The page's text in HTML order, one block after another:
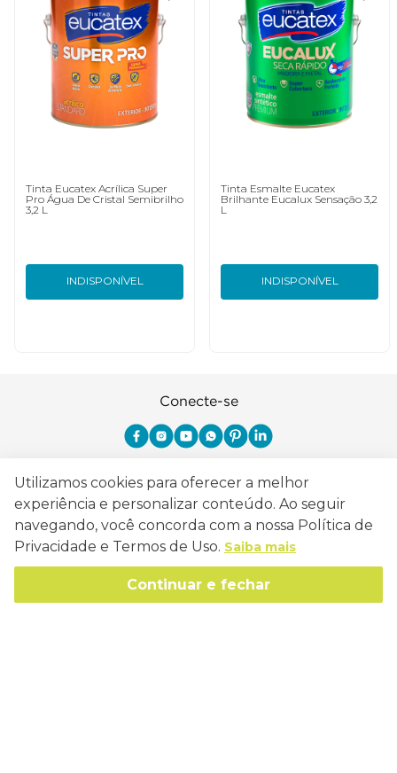
Tinta Eucatex Acrílica Super
Pro Água De Cristal Semibrilho
3,2 L
INDISPONÍVEL
Tinta Esmalte Eucatex
Brilhante Eucalux Sensação 3,2
L
INDISPONÍVEL
Conecte-se
Como Trabalhamos
Política de Entrega
Trocas e Devoluções
Sobre a Eucatex
Canal de Ética
Sustentabilidade
Utilizamos cookies para oferecer a melhor
experiência e personalizar conteúdo. Ao seguir
navegando, você concorda com a nossa Política de
Privacidade e Termos de Uso. Saiba mais
Continuar e fechar